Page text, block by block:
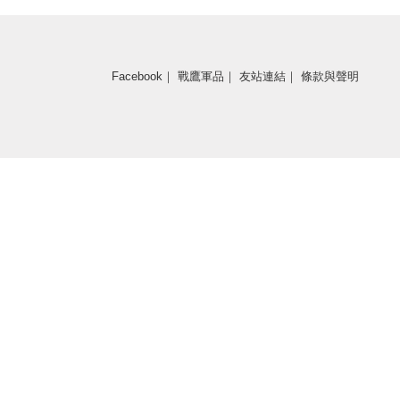
Facebook ｜ 戰鷹軍品 ｜ 友站連結 ｜ 條款與聲明